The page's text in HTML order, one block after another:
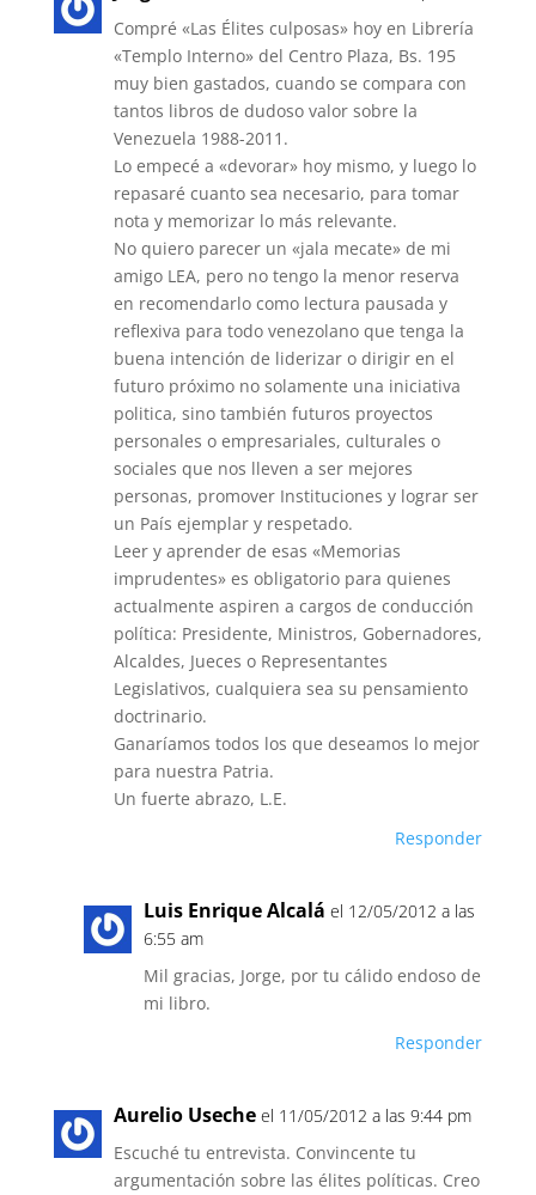
Compré «Las Élites culposas» hoy en Librería
«Templo Interno» del Centro Plaza, Bs. 195
muy bien gastados, cuando se compara con
tantos libros de dudoso valor sobre la
Venezuela 1988-2011.
Lo empecé a «devorar» hoy mismo, y luego lo
repasaré cuanto sea necesario, para tomar
nota y memorizar lo más relevante.
No quiero parecer un «jala mecate» de mi
amigo LEA, pero no tengo la menor reserva
en recomendarlo como lectura pausada y
reflexiva para todo venezolano que tenga la
buena intención de liderizar o dirigir en el
futuro próximo no solamente una iniciativa
politica, sino también futuros proyectos
personales o empresariales, culturales o
sociales que nos lleven a ser mejores
personas, promover Instituciones y lograr ser
un País ejemplar y respetado.
Leer y aprender de esas «Memorias
imprudentes» es obligatorio para quienes
actualmente aspiren a cargos de conducción
política: Presidente, Ministros, Gobernadores,
Alcaldes, Jueces o Representantes
Legislativos, cualquiera sea su pensamiento
doctrinario.
Ganaríamos todos los que deseamos lo mejor
para nuestra Patria.
Un fuerte abrazo, L.E.
Responder
Luis Enrique Alcalá el 12/05/2012 a las
6:55 am
Mil gracias, Jorge, por tu cálido endoso de
mi libro.
Responder
Aurelio Useche el 11/05/2012 a las 9:44 pm
Escuché tu entrevista. Convincente tu
argumentación sobre las élites políticas. Creo